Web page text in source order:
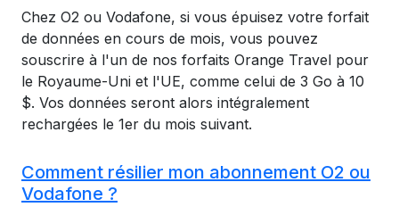
Chez O2 ou Vodafone, si vous épuisez votre forfait
de données en cours de mois, vous pouvez
souscrire à l'un de nos forfaits Orange Travel pour
le Royaume-Uni et l'UE, comme celui de 3 Go à 10
$. Vos données seront alors intégralement
rechargées le 1er du mois suivant.
Comment résilier mon abonnement O2 ou
Vodafone ?